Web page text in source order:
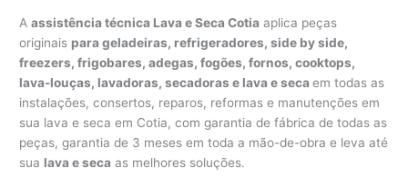
Aassistência técnica Lava e Seca Cotia aplica peças
originais para geladeiras, refrigeradores, side by side,
freezers, frigobares, adegas, fogões, fornos, cooktops,
lava-louças, lavadoras, secadoras e lava e secaem todas as
instalações, consertos, reparos, reformas e manutenções em
sua lava e seca em Cotia, com garantia de fábrica de todas as
peças, garantia de 3 meses em toda a mão-de-obra e leva até
sua lava e seca as melhores soluções.